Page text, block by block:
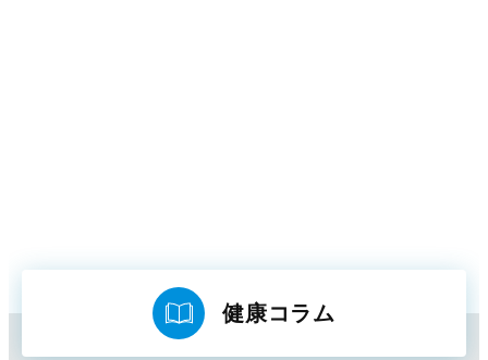
健康コラム